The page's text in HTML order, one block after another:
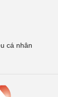
cá nhân